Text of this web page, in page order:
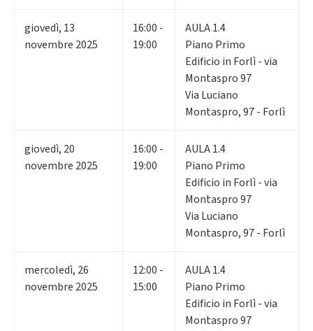
giovedì, 13
novembre 2025
16:00 -
19:00
AULA 1.4
Piano Primo
Edificio in Forlì - via
Montaspro 97
Via Luciano
Montaspro, 97 - Forlì
giovedì, 20
novembre 2025
16:00 -
19:00
AULA 1.4
Piano Primo
Edificio in Forlì - via
Montaspro 97
Via Luciano
Montaspro, 97 - Forlì
mercoledì, 26
novembre 2025
12:00 -
15:00
AULA 1.4
Piano Primo
Edificio in Forlì - via
Montaspro 97